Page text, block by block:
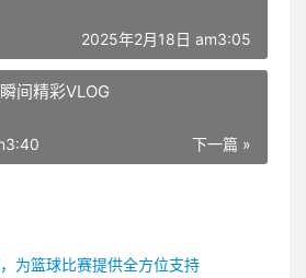
2025年2月18日 am3:05
间精彩VLOG
下一篇 »
为篮球比赛提供全方位支持